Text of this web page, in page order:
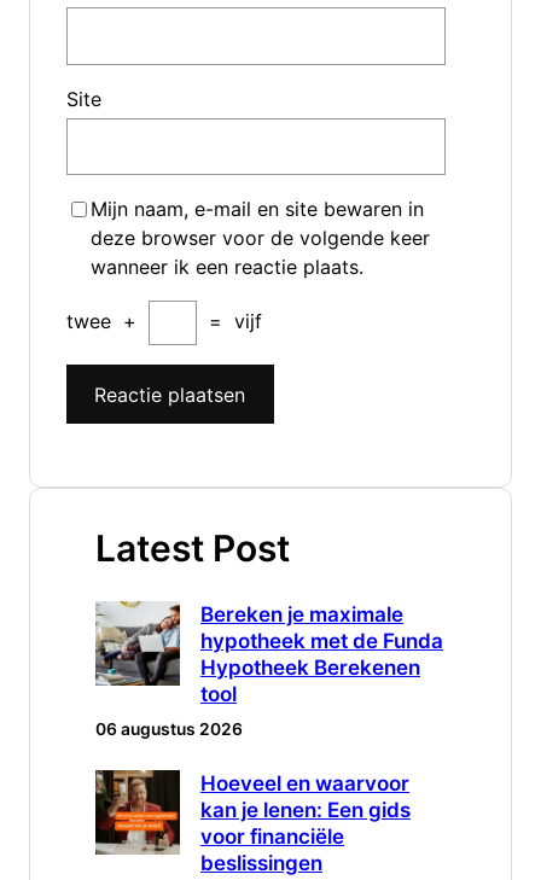
Site
Mijn naam, e-mail en site bewaren in
deze browser voor de volgende keer
wanneer ik een reactie plaats.
twee + = vijf
Latest Post
Bereken je maximale
hypotheek met de Funda
Hypotheek Berekenen
tool
06 augustus 2026
Hoeveel en waarvoor
kan je lenen: Een gids
voor financiële
beslissingen